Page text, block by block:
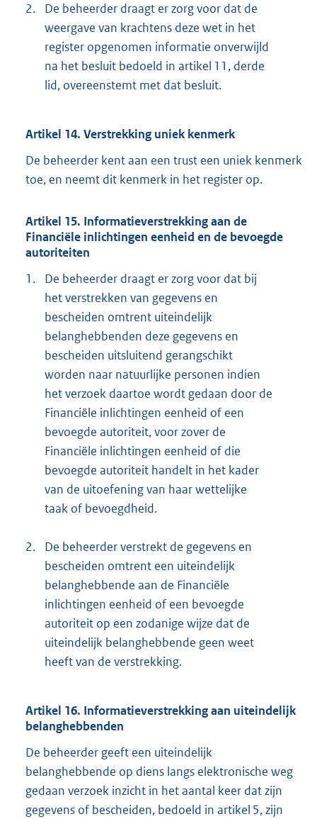
2.
De beheerder draagt er zorg voor dat de
weergave van krachtens deze wet in het
register opgenomen informatie onverwijld
na het besluit bedoeld in artikel 11, derde
lid, overeenstemt met dat besluit.
Artikel 14. Verstrekking uniek kenmerk
De beheerder kent aan een trust een uniek kenmerk
toe, en neemt dit kenmerk in het register op.
Artikel 15. Informatieverstrekking aan de
Financiële inlichtingen eenheid en de bevoegde
autoriteiten
1.
De beheerder draagt er zorg voor dat bij
het verstrekken van gegevens en
bescheiden omtrent uiteindelijk
belanghebbenden deze gegevens en
bescheiden uitsluitend gerangschikt
worden naar natuurlijke personen indien
het verzoek daartoe wordt gedaan door de
Financiële inlichtingen eenheid of een
bevoegde autoriteit, voor zover de
Financiële inlichtingen eenheid of die
bevoegde autoriteit handelt in het kader
van de uitoefening van haar wettelijke
taak of bevoegdheid.
2.
De beheerder verstrekt de gegevens en
bescheiden omtrent een uiteindelijk
belanghebbende aan de Financiële
inlichtingen eenheid of een bevoegde
autoriteit op een zodanige wijze dat de
uiteindelijk belanghebbende geen weet
heeft van de verstrekking.
Artikel 16. Informatieverstrekking aan uiteindelijk
belanghebbenden
De beheerder geeft een uiteindelijk
belanghebbende op diens langs elektronische weg
gedaan verzoek inzicht in het aantal keer dat zijn
gegevens of bescheiden, bedoeld in artikel 5, zijn